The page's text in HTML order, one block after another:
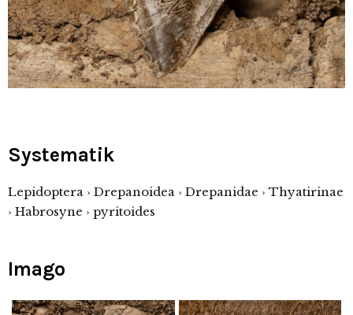
Systematik
Lepidoptera › Drepanoidea › Drepanidae › Thyatirinae
› Habrosyne › pyritoides
Imago